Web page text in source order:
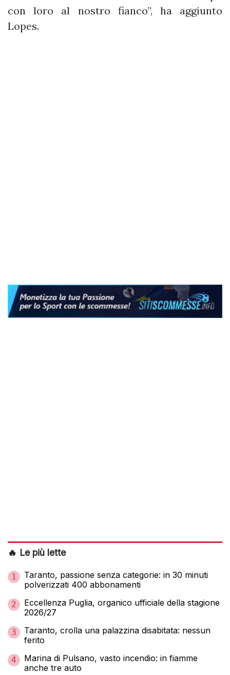
con loro al nostro fianco”, ha aggiunto
Lopes.
🔥 Le più lette
1
Taranto, passione senza categorie: in 30 minuti
polverizzati 400 abbonamenti
2
Eccellenza Puglia, organico ufficiale della stagione
2026/27
3
Taranto, crolla una palazzina disabitata: nessun
ferito
4
Marina di Pulsano, vasto incendio: in fiamme
anche tre auto